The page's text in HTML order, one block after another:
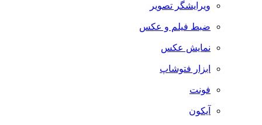
ویرایشگر تصویر
ضبط فيلم و عكس
نمایش عکس
ابزار فتوشاپ
فونت
آیکون